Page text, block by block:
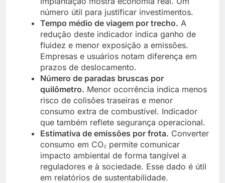
número útil para justificar investimentos.
Tempo médio de viagem por trecho. A
redução deste indicador indica ganho de
fluidez e menor exposição a emissões.
Empresas e usuários notam diferença em
prazos de deslocamento.
Número de paradas bruscas por
quilômetro. Menor ocorrência indica menos
risco de colisões traseiras e menor
consumo extra de combustível. Indicador
que também reflete segurança operacional.
Estimativa de emissões por frota. Converter
consumo em CO₂ permite comunicar
impacto ambiental de forma tangível a
reguladores e à sociedade. Esse dado é útil
em relatórios de sustentabilidade.